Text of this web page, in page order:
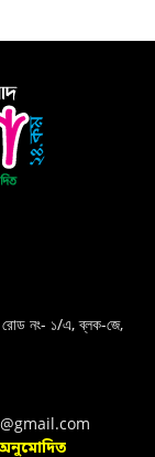
রোড নং- ১/এ, ব্লক-জে,
অনুমোদিত